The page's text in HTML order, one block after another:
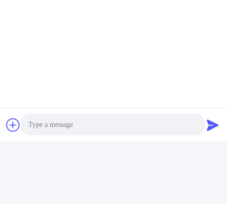
টেলিফোন